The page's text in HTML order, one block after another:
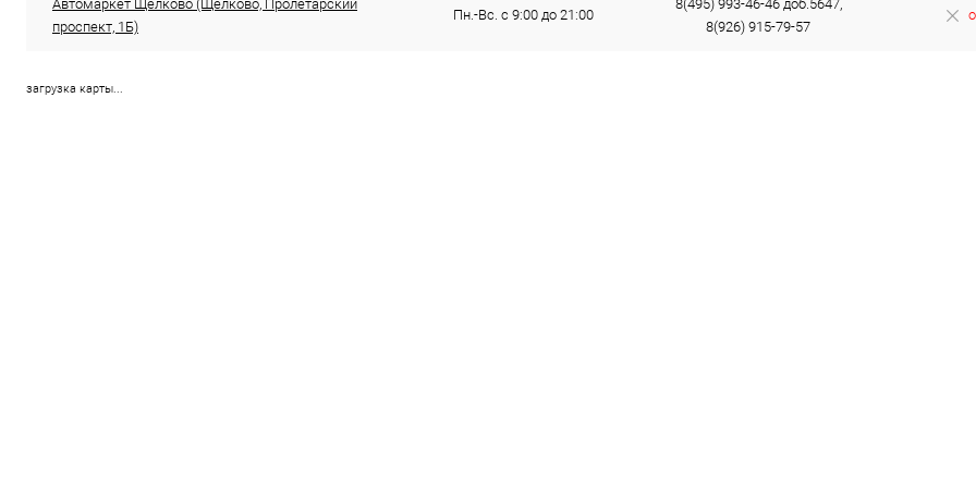
Автомаркет Щелково (Щелково, Пролетарский
проспект, 1Б)
Пн.-Вс. с 9:00 до 21:00
8(495) 993-46-46 доб.5647,
8(926) 915-79-57
загрузка карты...